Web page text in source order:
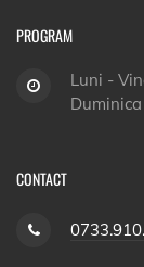
PROGRAM
Luni -
CONTACT